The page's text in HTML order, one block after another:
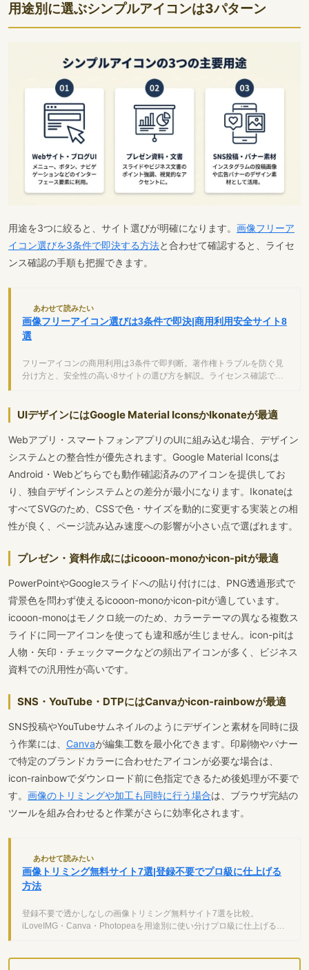
用途別に選ぶシンプルアイコンは3パターン
用途を3つに絞ると、サイト選びが明確になります。 画像フリーア
イコン選びを3条件で即決する方法と合わせて確認すると、ライセ
ンス確認の手順も把握できます。
あわせて読みたい
画像フリーアイコン選びは3条件で即決|商用利用安全サイト8
選
フリーアイコンの商用利用は3条件で即判断。著作権トラブルを防ぐ見
分け方と、安全性の高い8サイトの選び方を解説。ライセンス確認で法
UIデザインにはGoogle Material IconsかIkonateが最適
Webアプリ・スマートフォンアプリのUIに組み込む場合、デザイン
システムとの整合性が優先されます。Google Material Iconsは
Android・Webどちらでも動作確認済みのアイコンを提供してお
り、独自デザインシステムとの差分が最小になります。Ikonateは
すべてSVGのため、CSSで色・サイズを動的に変更する実装との相
性が良く、ページ読み込み速度への影響が小さい点で選ばれます。
プレゼン・資料作成にはicooon-monoかicon-pitが最適
PowerPointやGoogleスライドへの貼り付けには、PNG透過形式で
背景色を問わず使えるicooon-monoかicon-pitが適しています。
icooon-monoはモノクロ統一のため、カラーテーマの異なる複数ス
ライドに同一アイコンを使っても違和感が生じません。icon-pitは
人物・矢印・チェックマークなどの頻出アイコンが多く、ビジネス
資料での汎用性が高いです。
SNS・YouTube・DTPにはCanvaかicon-rainbowが最適
SNS投稿やYouTubeサムネイルのようにデザインと素材を同時に扱
う作業には、 Canvaが編集工数を最小化できます。印刷物やバナー
で特定のブランドカラーに合わせたアイコンが必要な場合は、
icon-rainbowでダウンロード前に色指定できるため後処理が不要で
す。 画像のトリミングや加工も同時に行う場合は、ブラウザ完結の
ツールを組み合わせると作業がさらに効率化されます。
あわせて読みたい
画像トリミング無料サイト7選|登録不要でプロ級に仕上げる
方法
登録不要で透かしなしの画像トリミング無料サイト7選を比較。
iLoveIMG・Canva・Photopeaを用途別に使い分けプロ級に仕上げる方